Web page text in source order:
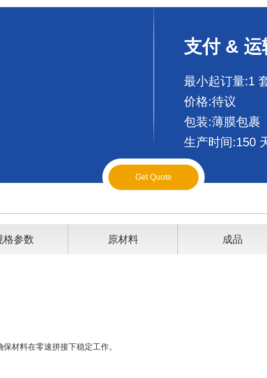
支付 & 运
最小起订量:1
价格:待议
包装:薄膜包裹
生产时间:150
Get Quote
格参数 原材料 成品
材料在零速拼接下稳定工作。